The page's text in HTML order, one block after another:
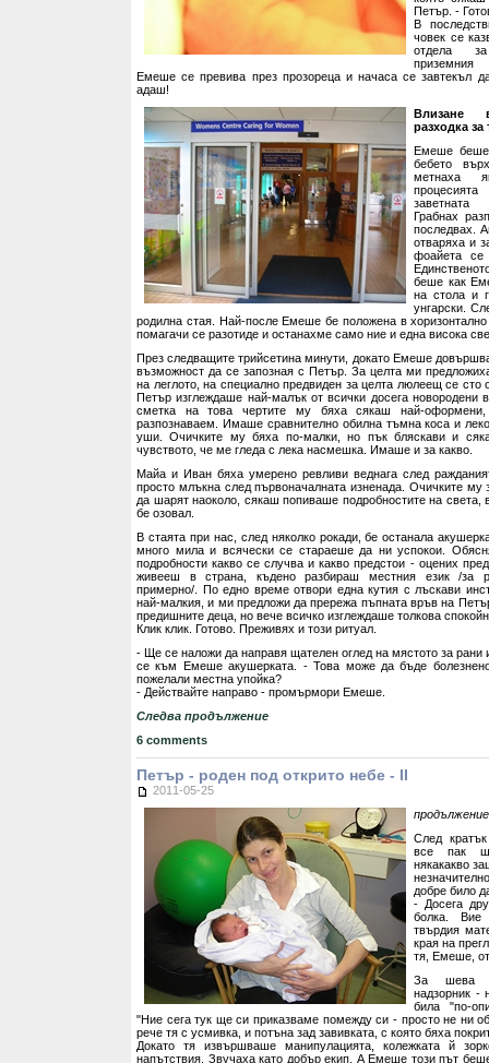
Петър. -
В
човек се
отдела
Емеше се превива през прозореца и начаса се завтекъл
адаш!
Влизане
разходка за
Емеше беше
бебето
метнаха
Грабнах
последвах.
отваряха и
фоайета се
беше как
на стола и
унгарски.
родилна стая. Най-после Емеше бе положена в
помагачи се разотиде и останахме само ние и една висока
През следващите трийсетина минути, докато Емеше
възможност да се запозная с Петър. За целта ми
на леглото, на специално предвиден за целта люлеещ се сто
Петър изглеждаше най-малък от всички досега новородени
сметка на това чертите му бяха сякаш най-
разпознаваем. Имаше сравнително обилна тъмна коса и
уши. Очичките му бяха по-малки, но пък бляскави и
чувството, че ме гледа с лека насмешка. Имаше и за какво.
Майа и Иван бяха умерено ревливи веднага след
просто млъкна след първоначалната изненада. Очичките му
да шарят наоколо, сякаш попиваше подробностите на света,
бе озовал.
В стаята при нас, след няколко рокади, бе останала
много мила и всячески се стараеше да ни успокои.
подробности какво се случва и какво предстои - оцених
живееш в страна, къдено разбираш местния език /за
примерно/. По едно време отвори една кутия с лъскави
най-малкия, и ми предложи да прережа пъпната връв на
предишните деца, но вече всичко изглеждаше толкова
Клик клик. Готово. Преживях и този ритуал.
- Ще се наложи да направя щателен оглед на мястото за рани
се към Емеше акушерката. - Това може да бъде болезнено
пожелали местна упойка?
- Действайте направо - промърмори Емеше.
Следва продължение
6 comments
Петър - роден под открито небе - II
2011-05-25
продължение
След
все пак
някакакво
добре било
- Досега
болка. Вие
твърдия
края на
тя, Емеше,
За шева
надзорник -
била "по-
"Ние сега тук ще си приказваме помежду си - просто не ни
рече тя с усмивка, и потъна зад завивката, с която бяха
Докато тя извършваше манипулацията, колежката й
напътствия. Звучаха като добър екип. А Емеше този път